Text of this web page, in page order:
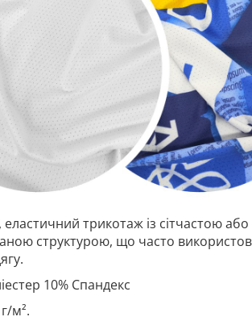
еластичний трикотаж із сітчастою або
структурою, що часто
10% Спандекс
м².